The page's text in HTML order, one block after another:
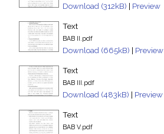
Download (312kB) | Preview
Text
BAB II.pdf
Download (665kB) | Preview
Text
BAB III.pdf
Download (483kB) | Preview
Text
BAB V.pdf